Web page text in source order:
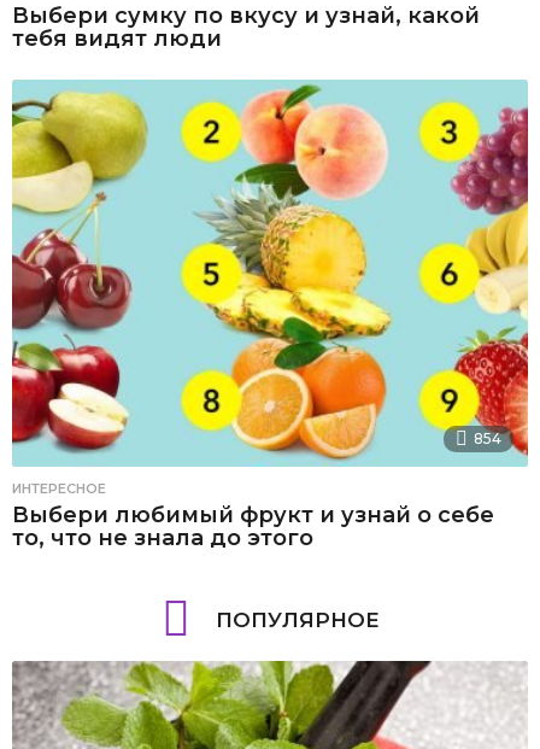
Выбери сумку по вкусу и узнай, какой
тебя видят люди
854
ИНТЕРЕСНОЕ
Выбери любимый фрукт и узнай о себе
то, что не знала до этого
ПОПУЛЯРНОЕ